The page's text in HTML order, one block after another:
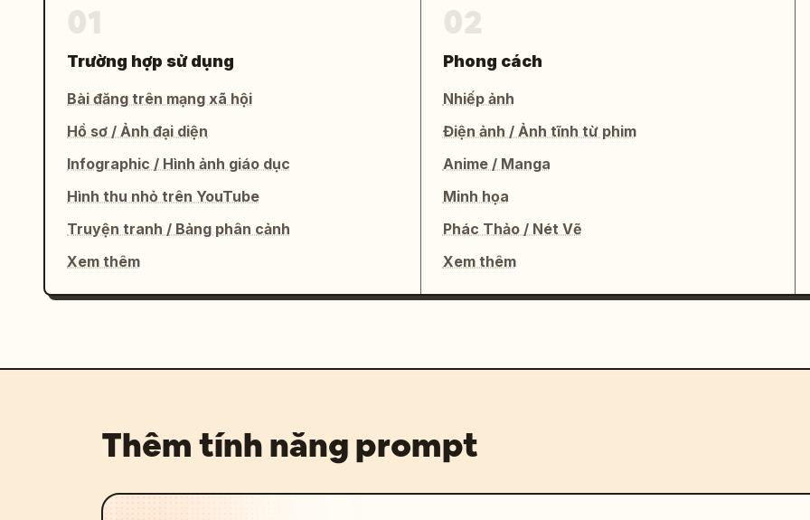
Trường hợp sử dụng
Bài đăng trên mạng xã hội
Hồ sơ / Ảnh đại diện
Infographic / Hình ảnh giáo dục
Hình thu nhỏ trên YouTube
Truyện tranh / Bảng phân cảnh
Xem thêm
Phong cách
Nhiếp ảnh
Điện ảnh / Ảnh tĩnh từ phim
Anime / Manga
Minh họa
Phác Thảo / Nét Vẽ
Xem thêm
Thêm tính năng prompt